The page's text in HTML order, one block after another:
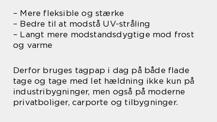
– Mere fleksible og stærke
– Bedre til at modstå UV-stråling
– Langt mere modstandsdygtige mod frost
og varme
Derfor bruges tagpap i dag på både flade
tage og tage med let hældning ikke kun på
industribygninger, men også på moderne
privatboliger, carporte og tilbygninger.